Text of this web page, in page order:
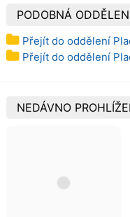
PODOBNÁ
Přejít do oddělení
Přejít do oddělení
NEDÁVNO